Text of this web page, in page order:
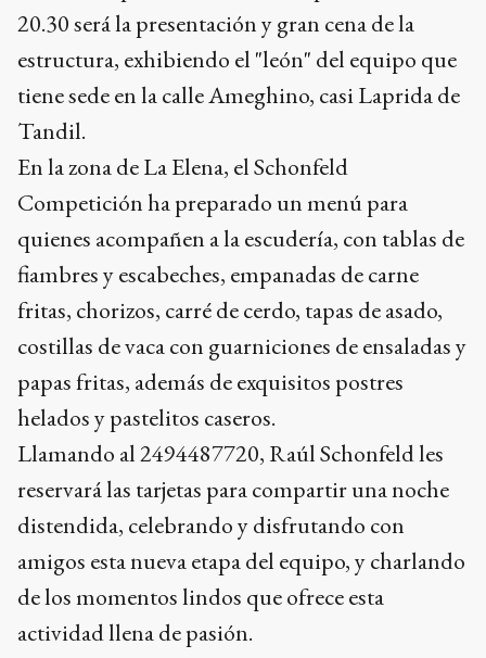
20.30 será la presentación y gran cena de la
estructura, exhibiendo el "león" del equipo que
tiene sede en la calle Ameghino, casi Laprida de
Tandil.
En la zona de La Elena, el Schonfeld
Competición ha preparado un menú para
quienes acompañen a la escudería, con tablas de
fiambres y escabeches, empanadas de carne
fritas, chorizos, carré de cerdo, tapas de asado,
costillas de vaca con guarniciones de ensaladas y
papas fritas, además de exquisitos postres
helados y pastelitos caseros.
Llamando al 2494487720, Raúl Schonfeld les
reservará las tarjetas para compartir una noche
distendida, celebrando y disfrutando con
amigos esta nueva etapa del equipo, y charlando
de los momentos lindos que ofrece esta
actividad llena de pasión.